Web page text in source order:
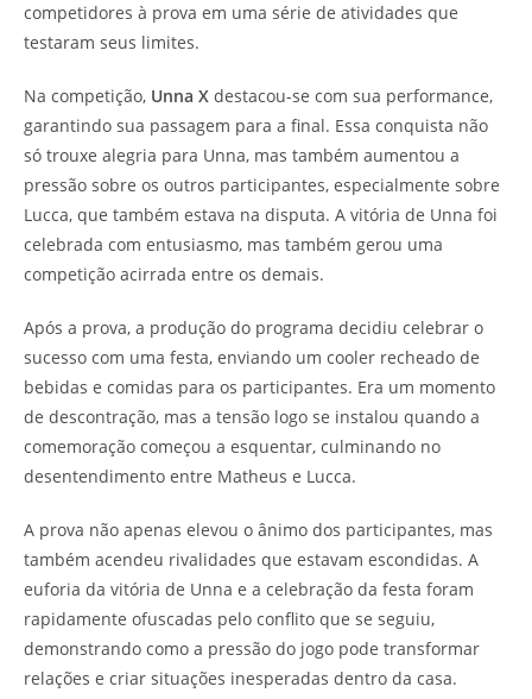
competidores à prova em uma série de atividades que
testaram seus limites.
Na competição, Unna X destacou-se com sua performance,
garantindo sua passagem para a final. Essa conquista não
só trouxe alegria para Unna, mas também aumentou a
pressão sobre os outros participantes, especialmente sobre
Lucca, que também estava na disputa. A vitória de Unna foi
celebrada com entusiasmo, mas também gerou uma
competição acirrada entre os demais.
Após a prova, a produção do programa decidiu celebrar o
sucesso com uma festa, enviando um cooler recheado de
bebidas e comidas para os participantes. Era um momento
de descontração, mas a tensão logo se instalou quando a
comemoração começou a esquentar, culminando no
desentendimento entre Matheus e Lucca.
A prova não apenas elevou o ânimo dos participantes, mas
também acendeu rivalidades que estavam escondidas. A
euforia da vitória de Unna e a celebração da festa foram
rapidamente ofuscadas pelo conflito que se seguiu,
demonstrando como a pressão do jogo pode transformar
relações e criar situações inesperadas dentro da casa.